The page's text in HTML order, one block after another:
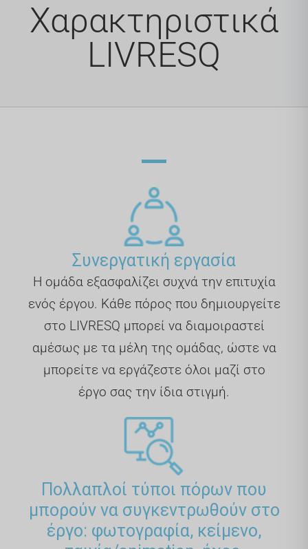
Χαρακτηριστικά
LIVRESQ
Συνεργατική εργασία
Η ομάδα εξασφαλίζει συχνά την επιτυχία
ενός έργου. Κάθε πόρος που δημιουργείτε
στο LIVRESQ μπορεί να διαμοιραστεί
αμέσως με τα μέλη της ομάδας, ώστε να
μπορείτε να εργάζεστε όλοι μαζί στο
έργο σας την ίδια στιγμή.
Πολλαπλοί τύποι πόρων που
μπορούν να συγκεντρωθούν στο
έργο: φωτογραφία, κείμενο,